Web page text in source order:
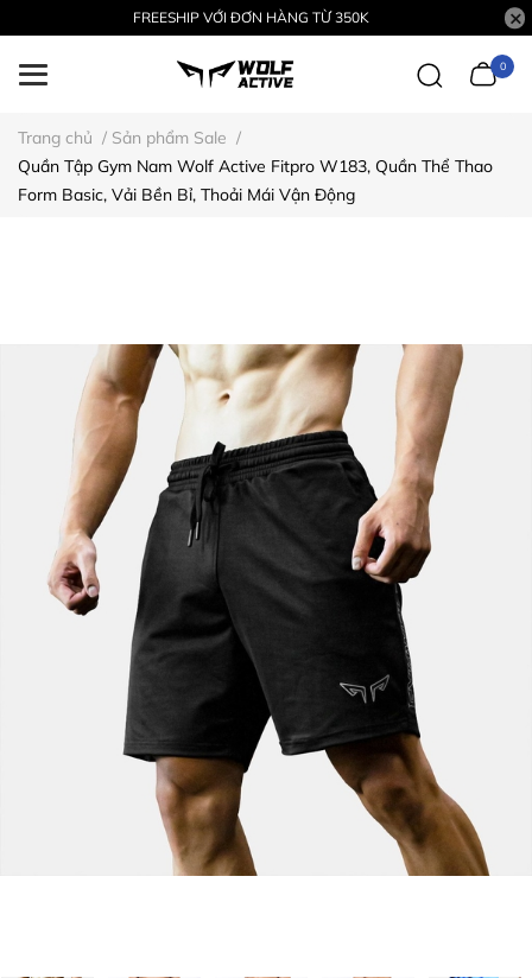
FREESHIP VỚI ĐƠN HÀNG TỪ 350K
0
Trang chủ / Sản phẩm Sale /
Quần Tập Gym Nam Wolf Active Fitpro W183, Quần Thể Thao
Form Basic, Vải Bền Bỉ, Thoải Mái Vận Động